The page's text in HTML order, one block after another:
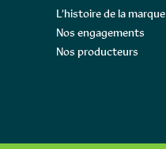
L’histoire de la marque
Nos engagements
Nos producteurs